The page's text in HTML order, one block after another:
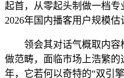
起首，从零起头制做一档专
2026年国内播客用户规模估
领会其对话气概取内容
做范畴，面临市场上浩繁的
年，它若何以奇特的“双引